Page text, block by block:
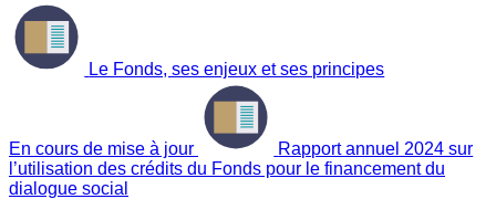
Le Fonds, ses enjeux et ses principes
En cours de mise à jour
Rapport annuel 2024 sur
l’utilisation des crédits du Fonds pour le financement du
dialogue social